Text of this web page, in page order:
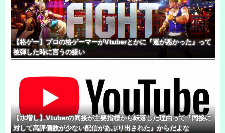
【格ゲー】プロの格ゲーマーがVtuberとかに『運が悪かった』って
被弾した時に言うの嫌い
【水増し】Vtuberの同接が主要指標から転落した理由って『同接に
対して高評価数が少ない配信があぶり出された』からだよな